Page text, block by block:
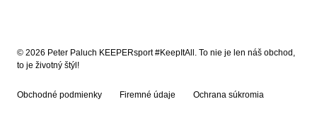
© 2026 Peter Paluch KEEPERsport #KeepItAll. To nie je len náš obchod,
to je životný štýl!
Obchodné podmienky Firemné údaje Ochrana súkromia